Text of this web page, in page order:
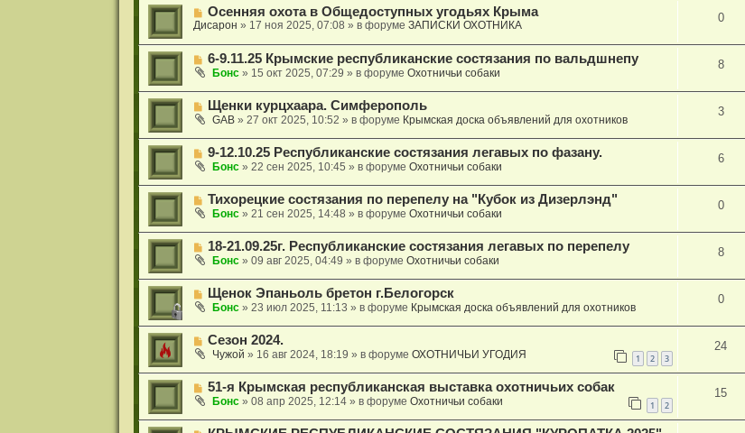
н
и
о
б
щ
е
н
е
е
с
о
б
щ
е
н
е
Н
о
о
е
с
о
б
щ
е
н
е
Осенняя охота в Общедоступных угодьях Крыма
Дисарон » 17 ноя 2025, 07:08 » в форуме ЗАПИСКИ ОХОТНИКА
0
Н
о
о
е
с
о
б
щ
е
н
е
6-9.11.25 Крымские республиканские состязания по вальдшнепу
Бонс» 15 окт 2025, 07:29 » в форуме Охотничьи собаки
8
Н
о
о
е
с
о
щ
е
н
е
Щенки курцхаара. Симферополь
GAB» 27 окт 2025, 10:52 » в форуме Крымская доска объявлений для охотников
3
Н
о
о
с
о
б
щ
е
н
е
9-12.10.25 Республиканские состязания легавых по фазану.
Бонс» 22 сен 2025, 10:45 » в форуме Охотничьи собаки
6
Н
о
о
е
с
о
б
щ
е
н
е
Тихорецкие состязания по перепелу на "Кубок из Дизерлэнд"
Бонс» 21 сен 2025, 14:48 » в форуме Охотничьи собаки
0
Н
о
о
е
с
о
б
щ
е
н
е
18-21.09.25г. Республиканские состязания легавых по перепелу
Бонс» 09 авг 2025, 04:49 » в форуме Охотничьи собаки
8
Н
о
о
е
с
о
б
щ
е
н
Щенок Эпаньоль бретон г.Белогорск
Бонс» 23 июл 2025, 11:13 » в форуме Крымская доска объявлений для охотников
0
Н
о
о
е
с
о
Сезон 2024.
Чужой » 16 авг 2024, 18:19 » в форуме ОХОТНИЧЬИ УГОДИЯ 1 2 3
24
Н
о
о
51-я Крымская республиканская выставка охотничьих собак
Бонс» 08 апр 2025, 12:14» в форуме Охотничьи собаки 1 2
15